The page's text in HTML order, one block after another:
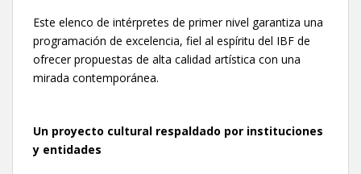
Este elenco de intérpretes de primer nivel garantiza una
programación de excelencia, fiel al espíritu del IBF de
ofrecer propuestas de alta calidad artística con una
mirada contemporánea.
Un proyecto cultural respaldado por instituciones
y entidades